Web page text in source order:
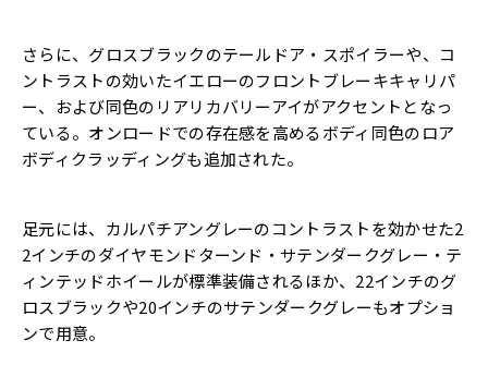
さらに、グロスブラックのテールドア・スポイラーや、コ
ントラストの効いたイエローのフロントブレーキキャリパ
ー、および同色のリアリカバリーアイがアクセントとなっ
ている。オンロードでの存在感を高めるボディ同色のロア
ボディクラッディングも追加された。
足元には、カルパチアングレーのコントラストを効かせた2
2インチのダイヤモンドターンド・サテンダークグレー・テ
ィンテッドホイールが標準装備されるほか、22インチのグ
ロスブラックや20インチのサテンダークグレーもオプショ
ンで用意。